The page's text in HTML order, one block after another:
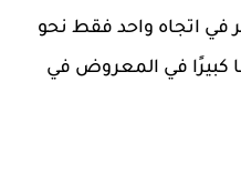
في اتجاه واحد فقط نحو
كبيرًا في المعروض في